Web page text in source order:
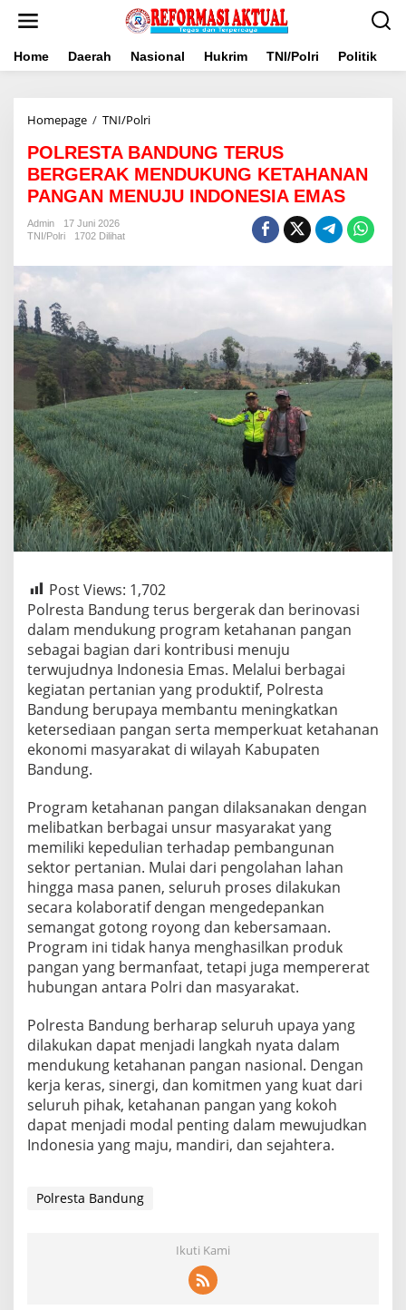
Home Daerah Nasional Hukrim TNI/Polri Politik
Homepage / TNI/PolriPOLRESTA
TERUS
BERGERAK
MENDUKUNG
KETAHANAN
EMAS
POLRESTA BANDUNG TERUS
BERGERAK MENDUKUNG KETAHANAN
PANGAN MENUJU INDONESIA EMAS
Admin
17 Juni 2026
TNI/Polri
1702 Dilihat
Post Views: 1,702
Polresta Bandung terus bergerak dan berinovasi
dalam mendukung program ketahanan pangan
sebagai bagian dari kontribusi menuju
terwujudnya Indonesia Emas. Melalui berbagai
kegiatan pertanian yang produktif, Polresta
Bandung berupaya membantu meningkatkan
ketersediaan pangan serta memperkuat ketahanan
ekonomi masyarakat di wilayah Kabupaten
Bandung.
Program ketahanan pangan dilaksanakan dengan
melibatkan berbagai unsur masyarakat yang
memiliki kepedulian terhadap pembangunan
sektor pertanian. Mulai dari pengolahan lahan
hingga masa panen, seluruh proses dilakukan
secara kolaboratif dengan mengedepankan
semangat gotong royong dan kebersamaan.
Program ini tidak hanya menghasilkan produk
pangan yang bermanfaat, tetapi juga mempererat
hubungan antara Polri dan masyarakat.
Polresta Bandung berharap seluruh upaya yang
dilakukan dapat menjadi langkah nyata dalam
mendukung ketahanan pangan nasional. Dengan
kerja keras, sinergi, dan komitmen yang kuat dari
seluruh pihak, ketahanan pangan yang kokoh
dapat menjadi modal penting dalam mewujudkan
Indonesia yang maju, mandiri, dan sejahtera.
Polresta Bandung
Ikuti Kami